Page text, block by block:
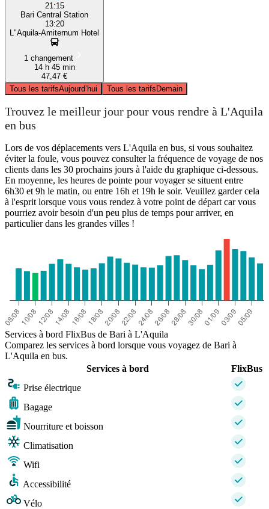
21:15
Bari Central Station
13:20
L"Aquila-Amiternum Hotel
1 changement
14 h 45 min
47,47 €
Tous les tarifsAujourd’hui Tous les tarifsDemain
Trouvez le meilleur jour pour vous rendre à L'Aquila
en bus
Lors de vos déplacements vers L'Aquila en bus, si vous souhaitez
éviter la foule, vous pouvez consulter la fréquence de voyage de nos
clients dans les 30 prochains jours à l'aide du graphique ci-dessous.
En moyenne, les heures de pointe pour voyager se situent entre
6h30 et 9h le matin, ou entre 16h et 19h le soir. Veuillez garder cela
à l'esprit lorsque vous vous rendez à votre point de départ car vous
pourriez avoir besoin d'un peu plus de temps pour arriver, en
particulier dans les grandes villes !
Services à bord FlixBus de Bari à L'Aquila
Comparez les services à bord lorsque vous voyagez de Bari à
L'Aquila en bus.
Services à bord
FlixBus
Prise électrique
Bagage
Nourriture et boisson
Climatisation
Wifi
Accessibilité
Vélo